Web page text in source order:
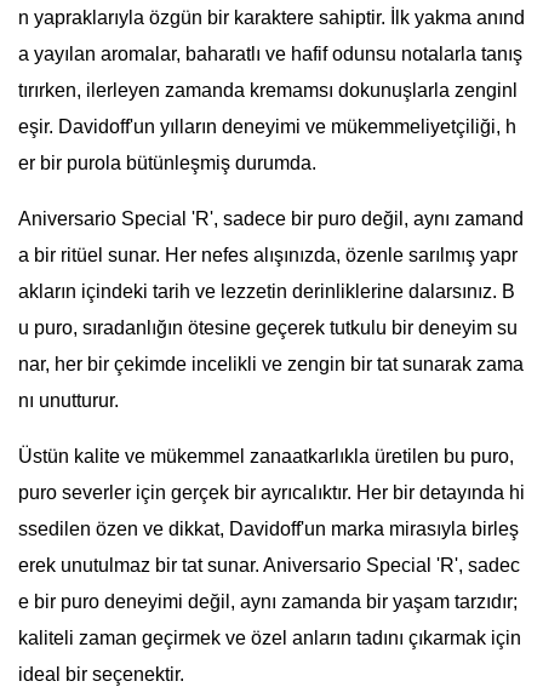
n yapraklarıyla özgün bir karaktere sahiptir. İlk yakma anınd
a yayılan aromalar, baharatlı ve hafif odunsu notalarla tanış
tırırken, ilerleyen zamanda kremamsı dokunuşlarla zenginl
eşir. Davidoff'un yılların deneyimi ve mükemmeliyetçiliği, h
er bir purola bütünleşmiş durumda.
Aniversario Special 'R', sadece bir puro değil, aynı zamand
a bir ritüel sunar. Her nefes alışınızda, özenle sarılmış yapr
akların içindeki tarih ve lezzetin derinliklerine dalarsınız. B
u puro, sıradanlığın ötesine geçerek tutkulu bir deneyim su
nar, her bir çekimde incelikli ve zengin bir tat sunarak zama
nı unutturur.
Üstün kalite ve mükemmel zanaatkarlıkla üretilen bu puro,
puro severler için gerçek bir ayrıcalıktır. Her bir detayında hi
ssedilen özen ve dikkat, Davidoff'un marka mirasıyla birleş
erek unutulmaz bir tat sunar. Aniversario Special 'R', sadec
e bir puro deneyimi değil, aynı zamanda bir yaşam tarzıdır;
kaliteli zaman geçirmek ve özel anların tadını çıkarmak için
ideal bir seçenektir.